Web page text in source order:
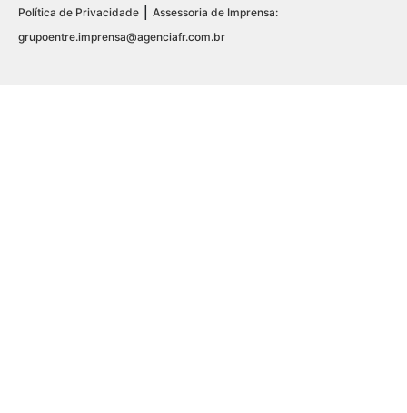
Política de Privacidade | Assessoria de Imprensa:
grupoentre.imprensa@agenciafr.com.br